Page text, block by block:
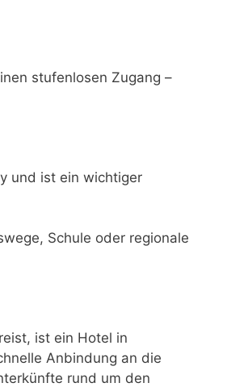
stufenlosen Zugang –
und ist ein wichtiger
Schule oder regionale
ist ein Hotel in
Anbindung an die
rund um den